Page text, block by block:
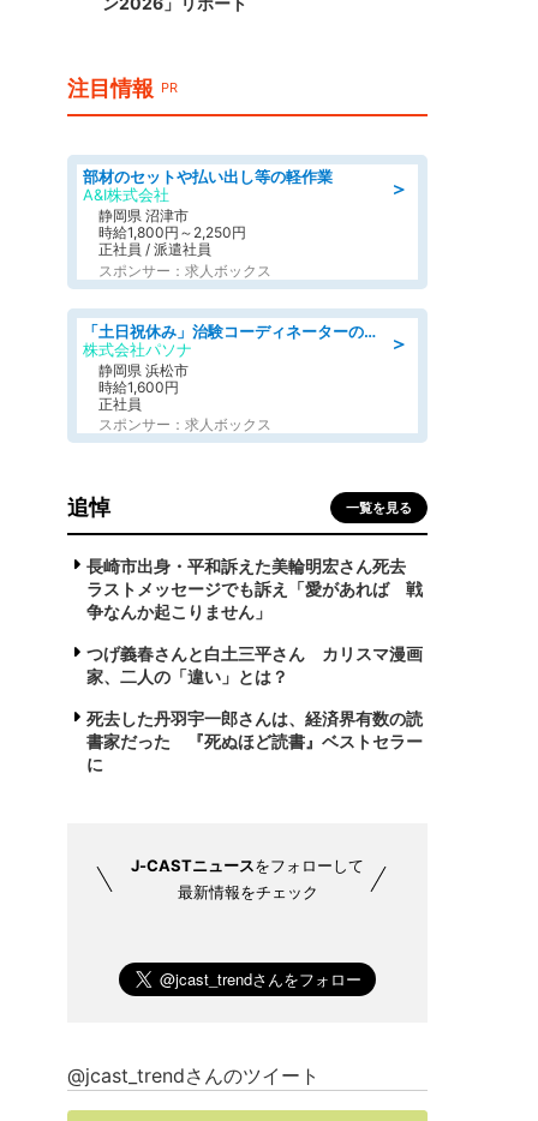
注目情報 PR
＞
部材のセットや払い出し等の軽作業
A&I株式会社
静岡県 沼津市
時給1,800円～2,250円
正社員 / 派遣社員
スポンサー：求人ボックス
＞
「土日祝休み」治験コーディネーターのお仕事/未経験OK
株式会社パソナ
静岡県 浜松市
時給1,600円
正社員
スポンサー：求人ボックス
追悼 一覧を見る
長崎市出身・平和訴えた美輪明宏さん死去
ラストメッセージでも訴え「愛があれば 戦
争なんか起こりません」
つげ義春さんと白土三平さん カリスマ漫画
家、二人の「違い」とは？
死去した丹羽宇一郎さんは、経済界有数の読
書家だった 『死ぬほど読書』ベストセラー
に
J-CASTニュースをフォローして
最新情報をチェック
@jcast_trendさんのツイート